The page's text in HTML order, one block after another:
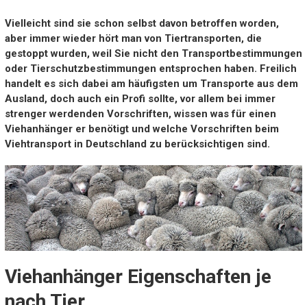
Vielleicht sind sie schon selbst davon betroffen worden,
aber immer wieder hört man von Tiertransporten, die
gestoppt wurden, weil Sie nicht den Transportbestimmungen
oder Tierschutzbestimmungen entsprochen haben. Freilich
handelt es sich dabei am häufigsten um Transporte aus dem
Ausland, doch auch ein Profi sollte, vor allem bei immer
strenger werdenden Vorschriften, wissen was für einen
Viehanhänger er benötigt und welche Vorschriften beim
Viehtransport in Deutschland zu berücksichtigen sind.
Viehanhänger Eigenschaften je